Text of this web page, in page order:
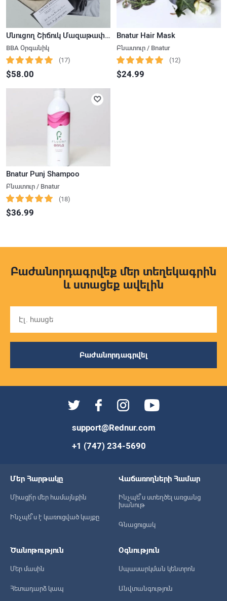
Սնուցող Շիճուկ Մազաթափության Դեմ
BBA Օրգանիկ
(17)
$58.00
Bnatur Hair Mask
Բնատուր / Bnatur
(12)
$24.99
Bnatur Punj Shampoo
Բնատուր / Bnatur
(18)
$36.99
Բաժանորդագրվեք մեր տեղեկագրին
և ստացեք ավելին
Բաժանորդագրվել
support@Rednur.com
+1 (747) 234-5690
Մեր Հարթակը
Միացի՛ր մեր համայնքին
Ինչպե՞ս է կառուցված կայքը
Վաճառողների Համար
Ինչպե՞ս ստեղծել առցանց
խանութ
Գնացուցակ
Ծանոթություն
Մեր մասին
Հետադարձ կապ
Օգնություն
Սպասարկման կենտրոն
Անվտանգություն